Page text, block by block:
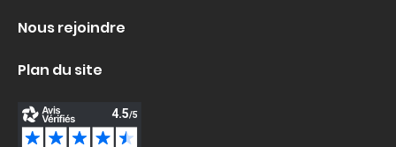
Nous rejoindre
Plan du site